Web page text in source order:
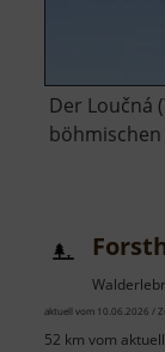
Der Loučná
böhmischen
aktuell vom 10.06.2026 /
52 km vom